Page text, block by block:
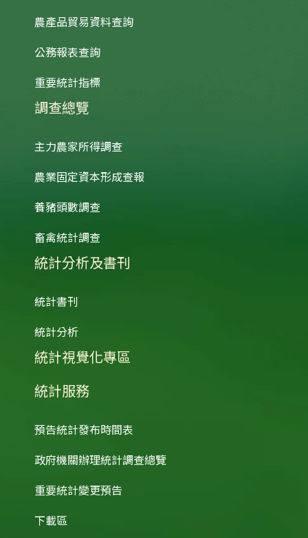
農產品貿易資料查詢
公務報表查詢
重要統計指標
調查總覽
主力農家所得調查
農業固定資本形成查報
養豬頭數調查
畜禽統計調查
統計分析及書刊
統計書刊
統計分析
統計視覺化專區
統計服務
預告統計發布時間表
政府機關辦理統計調查總覽
重要統計變更預告
下載區